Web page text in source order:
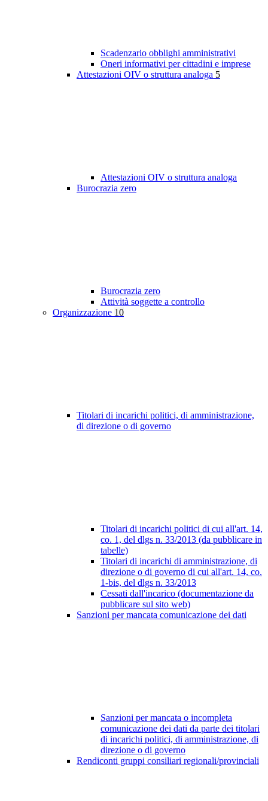
Scadenzario obblighi amministrativi
Oneri informativi per cittadini e imprese
Attestazioni OIV o struttura analoga 5
Attestazioni OIV o struttura analoga
Burocrazia zero
Burocrazia zero
Attività soggette a controllo
Organizzazione 10
Titolari di incarichi politici, di amministrazione,
di direzione o di governo
Titolari di incarichi politici di cui all'art. 14,
co. 1, del dlgs n. 33/2013 (da pubblicare in
tabelle)
Titolari di incarichi di amministrazione, di
direzione o di governo di cui all'art. 14, co.
1-bis, del dlgs n. 33/2013
Cessati dall'incarico (documentazione da
pubblicare sul sito web)
Sanzioni per mancata comunicazione dei dati
Sanzioni per mancata o incompleta
comunicazione dei dati da parte dei titolari
di incarichi politici, di amministrazione, di
direzione o di governo
Rendiconti gruppi consiliari regionali/provinciali